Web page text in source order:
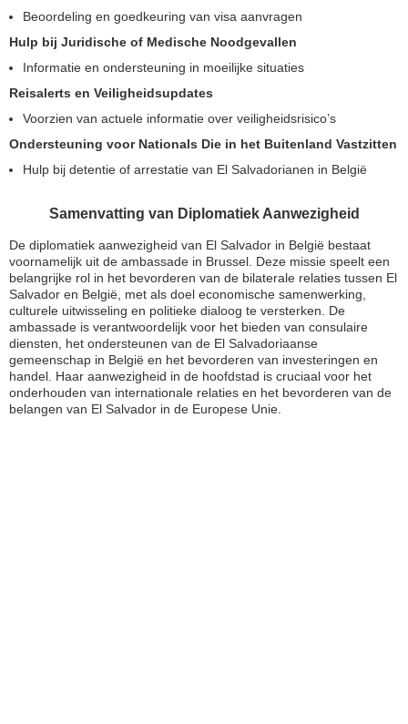
Beoordeling en goedkeuring van visa aanvragen
Hulp bij Juridische of Medische Noodgevallen
Informatie en ondersteuning in moeilijke situaties
Reisalerts en Veiligheidsupdates
Voorzien van actuele informatie over veiligheidsrisico’s
Ondersteuning voor Nationals Die in het Buitenland Vastzitten
Hulp bij detentie of arrestatie van El Salvadorianen in België
Samenvatting van Diplomatiek Aanwezigheid
De diplomatiek aanwezigheid van El Salvador in België bestaat
voornamelijk uit de ambassade in Brussel. Deze missie speelt een
belangrijke rol in het bevorderen van de bilaterale relaties tussen El
Salvador en België, met als doel economische samenwerking,
culturele uitwisseling en politieke dialoog te versterken. De
ambassade is verantwoordelijk voor het bieden van consulaire
diensten, het ondersteunen van de El Salvadoriaanse
gemeenschap in België en het bevorderen van investeringen en
handel. Haar aanwezigheid in de hoofdstad is cruciaal voor het
onderhouden van internationale relaties en het bevorderen van de
belangen van El Salvador in de Europese Unie.